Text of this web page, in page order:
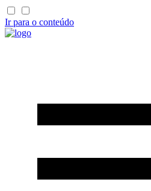
Ir para o conteúdo